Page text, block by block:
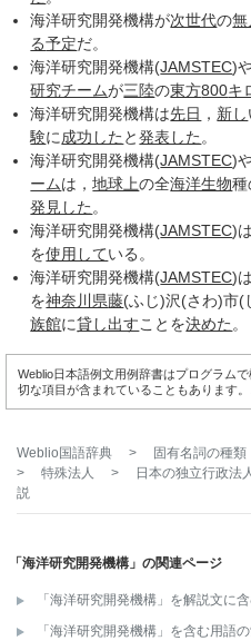
海洋研究開発機構が次世代の無
る予定だ。
海洋研究開発機構(JAMSTEC)
研究チームが三陸の東方800キ
海洋研究開発機構は先日 ， 新し
験に成功した と発表した 。
海洋研究開発機構(JAMSTEC)
ームは，地球上の全海洋生物種
発見した 。
海洋研究開発機構(JAMSTEC)
を使用している。
海洋研究開発機構(JAMSTEC)
を神奈川県藤(ふじ)沢(さわ)市(
族館に貸し出すことを決めた 。
Weblio日本語例文用例辞書はプログラム
切な項目が含まれていることもあります。
Weblio国語辞典 > 固有名詞の種類
>
特殊法人 > 日本の独立行政法人
説
「海洋研究開発機構」の関連ページ
「海洋研究開発機構」を解説文に
「海洋研究開発機構」を含む用語